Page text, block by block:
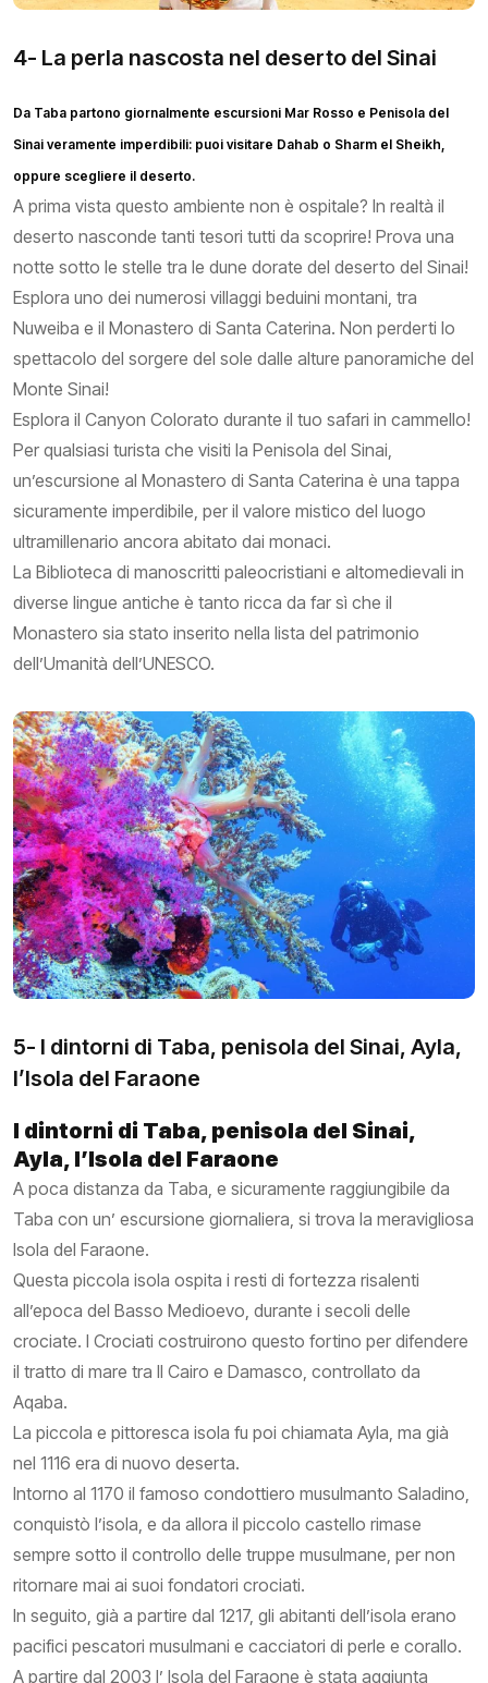
4- La perla nascosta nel deserto del Sinai
Da Taba partono giornalmente escursioni Mar Rosso e Penisola del
Sinai veramente imperdibili: puoi visitare Dahab o Sharm el Sheikh,
oppure scegliere il deserto.
A prima vista questo ambiente non è ospitale? In realtà il
deserto nasconde tanti tesori tutti da scoprire! Prova una
notte sotto le stelle tra le dune dorate del deserto del Sinai!
Esplora uno dei numerosi villaggi beduini montani, tra
Nuweiba e il Monastero di Santa Caterina. Non perderti lo
spettacolo del sorgere del sole dalle alture panoramiche del
Monte Sinai!
Esplora il Canyon Colorato durante il tuo safari in cammello!
Per qualsiasi turista che visiti la Penisola del Sinai,
un’escursione al Monastero di Santa Caterina è una tappa
sicuramente imperdibile, per il valore mistico del luogo
ultramillenario ancora abitato dai monaci.
La Biblioteca di manoscritti paleocristiani e altomedievali in
diverse lingue antiche è tanto ricca da far sì che il
Monastero sia stato inserito nella lista del patrimonio
dell’Umanità dell’UNESCO.
5- I dintorni di Taba, penisola del Sinai, Ayla,
l’Isola del Faraone
I dintorni di Taba, penisola del Sinai,
Ayla, l’Isola del Faraone
A poca distanza da Taba, e sicuramente raggiungibile da
Taba con un’ escursione giornaliera, si trova la meravigliosa
Isola del Faraone.
Questa piccola isola ospita i resti di fortezza risalenti
all’epoca del Basso Medioevo, durante i secoli delle
crociate. I Crociati costruirono questo fortino per difendere
il tratto di mare tra Il Cairo e Damasco, controllato da
Aqaba.
La piccola e pittoresca isola fu poi chiamata Ayla, ma già
nel 1116 era di nuovo deserta.
Intorno al 1170 il famoso condottiero musulmanto Saladino,
conquistò l’isola, e da allora il piccolo castello rimase
sempre sotto il controllo delle truppe musulmane, per non
ritornare mai ai suoi fondatori crociati.
In seguito, già a partire dal 1217, gli abitanti dell’isola erano
pacifici pescatori musulmani e cacciatori di perle e corallo.
A partire dal 2003 l’ Isola del Faraone è stata aggiunta